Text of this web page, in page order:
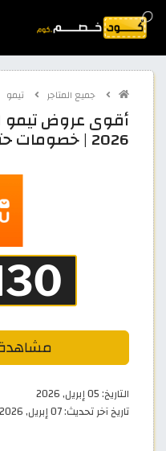
جميع المتاجر تيمو
أقوى عروض تيمو
2026 | خصومات حتى 90%
التاريخ:05 إبريل, 2026
تاريخ آخر تحديث:07 إبريل, 2026